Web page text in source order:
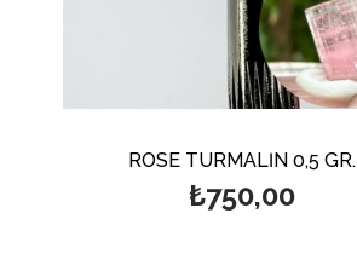
ROSE TURMALİN 0,5 GR.
₺750,00